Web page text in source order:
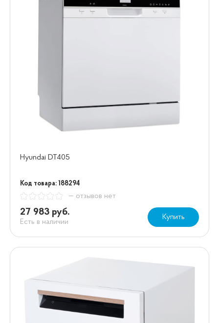
Hyundai DT405
Код товара: 188294
— отзывов нет
27 983 руб.
Есть в наличии
Купить